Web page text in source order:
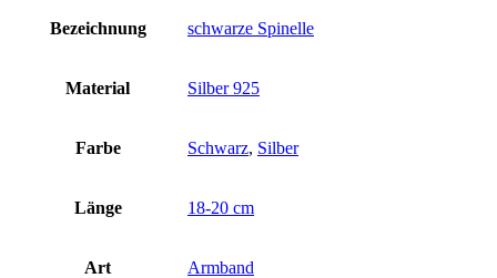
Bezeichnung schwarze Spinelle
Material Silber 925
Farbe Schwarz, Silber
Länge 18-20 cm
Art Armband